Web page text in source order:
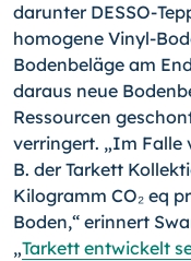
darunter DESSO-
homogene Vinyl-
Bodenbeläge am
daraus neue
Ressourcen
verringert. „Im Falle
B. der Tarkett
Kilogramm CO₂ eq
Boden,“ erinnert
„Tarkett entwickelt